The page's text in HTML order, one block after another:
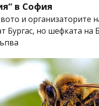
в София
и организаторите
Бургас, но шефката на